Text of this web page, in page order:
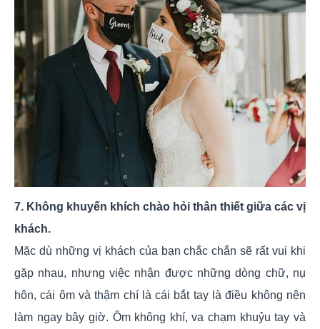
7. Không khuyến khích chào hỏi thân thiết giữa các vị
khách.
Mặc dù những vị khách của bạn chắc chắn sẽ rất vui khi
gặp nhau, nhưng việc nhận được những dòng chữ, nụ
hôn, cái ôm và thậm chí là cái bắt tay là điều không nên
làm ngay bây giờ. Ôm không khí, va chạm khuỷu tay và